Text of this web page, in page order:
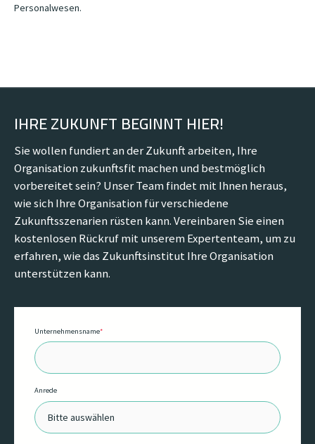
Personalwesen.
IHRE ZUKUNFT BEGINNT HIER!
Sie wollen fundiert an der Zukunft arbeiten, Ihre
Organisation zukunftsfit machen und bestmöglich
vorbereitet sein? Unser Team findet mit Ihnen heraus,
wie sich Ihre Organisation für verschiedene
Zukunftsszenarien rüsten kann. Vereinbaren Sie einen
kostenlosen Rückruf mit unserem Expertenteam, um zu
erfahren, wie das Zukunftsinstitut Ihre Organisation
unterstützen kann.
Unternehmensname*
Anrede